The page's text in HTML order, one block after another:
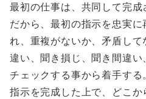
最初の仕事は、共同して完成
だから、最初の指示を忠実
れ、重複がないか、矛盾し
違い、聞き損じ、聞き間違
チェックする事から着手する
指示を完成した上で、どこか